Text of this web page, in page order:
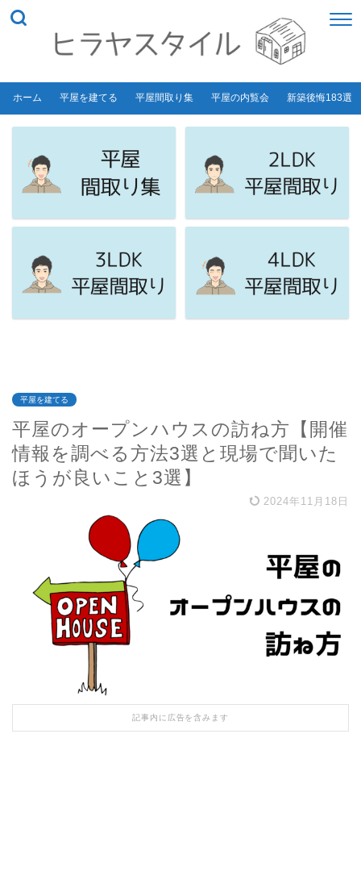
ホーム 平屋を建てる 平屋間取り集 平屋の内覧会 新築後悔183選
平屋を建てる
平屋のオープンハウスの訪ね方【開催
情報を調べる方法3選と現場で聞いた
ほうが良いこと3選】
2024年11月18日
記事内に広告を含みます